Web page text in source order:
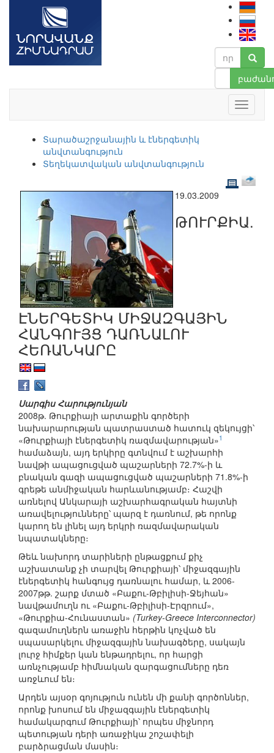
Տարածաշրջանային և էներգետիկ
անվտանգություն
Տեղեկատվական անվտանգություն
19.03.2009
ԹՈՒՐՔԻԱ.
ԷՆԵՐԳԵՏԻԿ ՄԻՋԱԶԳԱՅԻՆ
ՀԱՆԳՈՒՅՑ ԴԱՌՆԱԼՈՒ
ՀԵՌԱՆԿԱՐԸ
Սարգիս Հարությունյան
2008թ. Թուրքիայի արտաքին գործերի
նախարարության պատրաստած հատուկ զեկույցի՝
«Թուրքիայի էներգետիկ ռազմավարության»1
համաձայն, այդ երկիրը գտնվում է աշխարհի
նավթի ապացուցված պաշարների 72.7%-ի և
բնական գազի ապացուցված պաշարների 71.8%-ի
գրեթե անմիջական հարևանությամբ։ Հաշվի
առնելով Անկարայի աշխարհագրական հայտնի
առավելությունները՝ պարզ է դառնում, թե որոնք
կարող են լինել այդ երկրի ռազմավարական
նպատակները։
Թեև նախորդ տարիների ընթացքում քիչ
աշխատանք չի տարվել Թուրքիայի՝ միջազգային
էներգետիկ հանգույց դառնալու համար, և 2006-
2007թթ. շարք մտած «Բաքու-Թբիլիսի-Ջեյհան»
նավթամուղն ու «Բաքու-Թբիլիսի-Էրզրում»,
«Թուրքիա-Հունաստան» (Turkey-Greece Interconnector)
գազամուղներն առաջին հերթին կոչված են
սպասարկելու միջազգային նախագծերը, սակայն
լուրջ հիմքեր կան ենթադրելու, որ հարցի
առնչությամբ հիմնական զարգացումները դեռ
առջևում են։
Արդեն այսօր գոյություն ունեն մի քանի գործոններ,
որոնք խոսում են միջազգային էներգետիկ
համակարգում Թուրքիայի՝ որպես միջնորդ
պետության դերի առաջիկա շոշափելի
բարձրացման մասին։